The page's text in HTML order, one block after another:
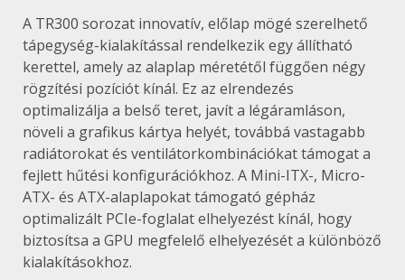
A TR300 sorozat innovatív, előlap mögé szerelhető
tápegység-kialakítással rendelkezik egy állítható
kerettel, amely az alaplap méretétől függően négy
rögzítési pozíciót kínál. Ez az elrendezés
optimalizálja a belső teret, javít a légáramláson,
növeli a grafikus kártya helyét, továbbá vastagabb
radiátorokat és ventilátorkombinációkat támogat a
fejlett hűtési konfigurációkhoz. A Mini-ITX-, Micro-
ATX- és ATX-alaplapokat támogató gépház
optimalizált PCIe-foglalat elhelyezést kínál, hogy
biztosítsa a GPU megfelelő elhelyezését a különböző
kialakításokhoz.